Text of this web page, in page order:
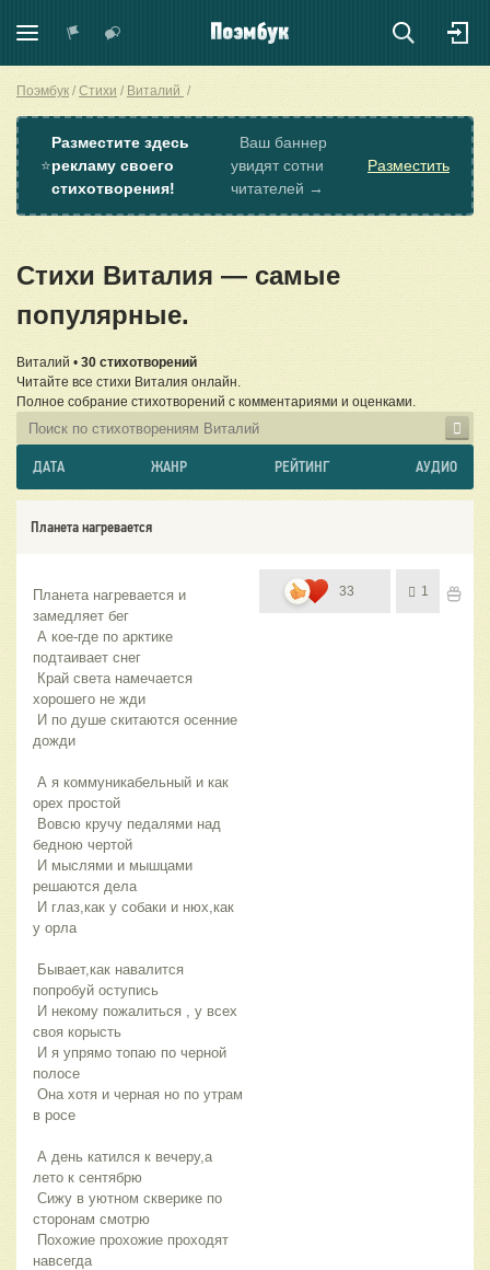
Поэмбук Стихи Виталий
⭐
Разместите здесь
рекламу своего
стихотворения!
Ваш баннер
увидят сотни
читателей →
Разместить
Стихи Виталия — самые
популярные.
Виталий • 30 стихотворений
Читайте все стихи Виталия онлайн.
Полное собрание стихотворений с комментариями и оценками.
ДАТА ЖАНР РЕЙТИНГ АУДИО
Планета нагревается
Планета нагревается и
замедляет бег
А кое-где по арктике
подтаивает снег
Край света намечается
хорошего не жди
И по душе скитаются осенние
дожди
А я коммуникабельный и как
орех простой
Вовсю кручу педалями над
бедною чертой
И мыслями и мышцами
решаются дела
И глаз,как у собаки и нюх,как
у орла
Бывает,как навалится
попробуй оступись
своя корысть
И я упрямо топаю по черной
полосе
Она хотя и черная но по утрам
в росе
А день катился к вечеру,а
лето к сентябрю
Сижу в уютном скверике по
сторонам смотрю
Похожие прохожие проходят
навсегда
33 1